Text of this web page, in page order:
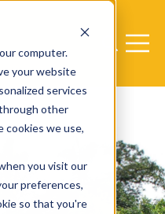
computer.
your website
services
other
cookies we use,
you visit our
preferences,
so that you're
Open
Open